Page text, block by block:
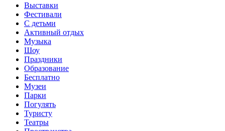
Выставки
Фестивали
С детьми
Активный отдых
Музыка
Шоу
Праздники
Образование
Бесплатно
Музеи
Парки
Погулять
Туристу
Театры